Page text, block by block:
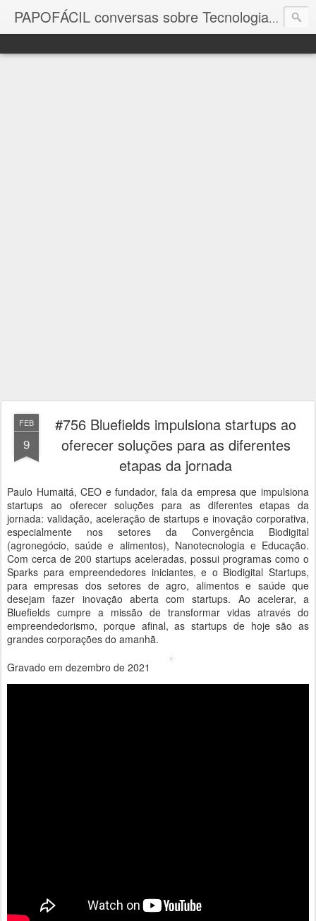
PAPOFÁCIL conversas sobre Tecnologiacom a
FEB
9
#756 Bluefields impulsiona startups ao
oferecer soluções para as diferentes
etapas da jornada
Paulo Humaitá, CEO e fundador, fala da empresa que impulsiona
startups ao oferecer soluções para as diferentes etapas da
jornada: validação, aceleração de startups e inovação corporativa,
especialmente nos setores da Convergência Biodigital
(agronegócio, saúde e alimentos), Nanotecnologia e Educação.
Com cerca de 200 startups aceleradas, possui programas como o
Sparks para empreendedores iniciantes, e o Biodigital Startups,
para empresas dos setores de agro, alimentos e saúde que
desejam fazer inovação aberta com startups. Ao acelerar, a
Bluefields cumpre a missão de transformar vidas através do
empreendedorismo, porque afinal, as startups de hoje são as
grandes corporações do amanhã.
Gravado em dezembro de 2021